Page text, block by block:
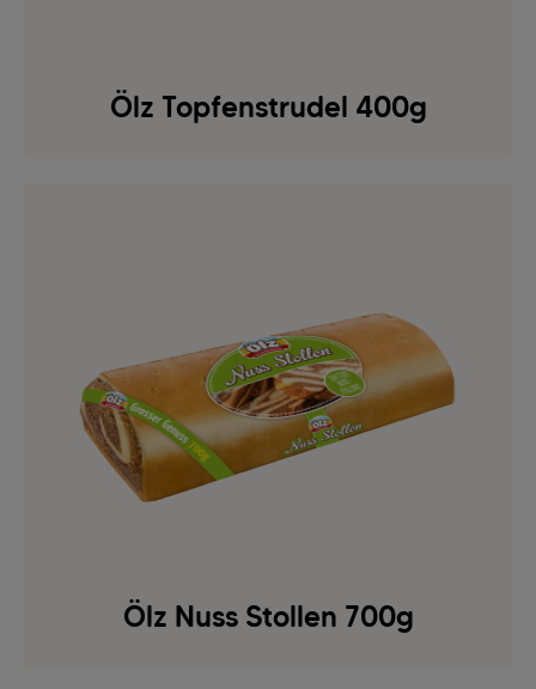
Ölz Topfenstrudel 400g
Ölz Nuss Stollen 700g